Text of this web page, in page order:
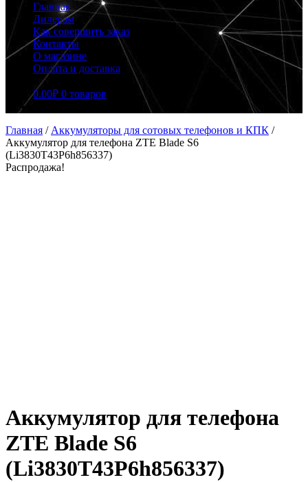
Главная
Дилерам
Как совершить заказ
Контакты
О магазине
Оплата и доставка
0.00₽ 0 товаров
Главная / Аккумуляторы для сотовых телефонов и КПК /
Аккумулятор для телефона ZTE Blade S6
(Li3830T43P6h856337)
Распродажа!
Аккумулятор для телефона
ZTE Blade S6
(Li3830T43P6h856337)